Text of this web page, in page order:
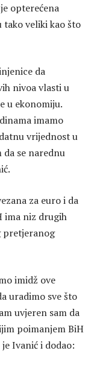
opterećena
veliki kao što
da
nivoa vlasti u
u ekonomiju.
imamo
vrijednost u
da se narednu
za euro i da
ima niz drugih
pretjeranog
imidž ove
uradimo sve što
uvjeren sam da
poimanjem BiH
Ivanić i dodao: